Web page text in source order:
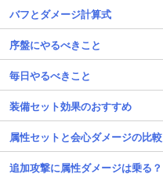
バフとダメージ計算式
序盤にやるべきこと
毎日やるべきこと
装備セット効果のおすすめ
属性セットと会心ダメージの比較
追加攻撃に属性ダメージは乗る？